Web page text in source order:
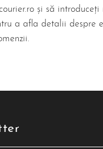
și să
a afla detalii despre